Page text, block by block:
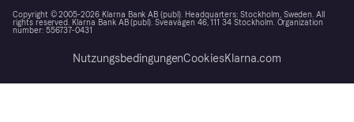
Copyright © 2005-2026 Klarna Bank AB (publ). Headquarters: Stockholm, Sweden. All
rights reserved. Klarna Bank AB (publ). Sveavägen 46, 111 34 Stockholm. Organization
number: 556737-0431
NutzungsbedingungenCookiesKlarna.com